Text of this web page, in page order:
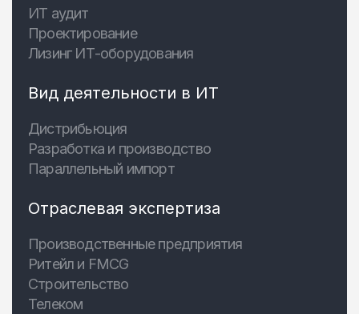
ИТ аудит
Проектирование
Лизинг ИТ-оборудования
Вид деятельности в ИТ
Дистрибьюция
Разработка и производство
Параллельный импорт
Отраслевая экспертиза
Производственные предприятия
Ритейл и FMCG
Строительство
Телеком